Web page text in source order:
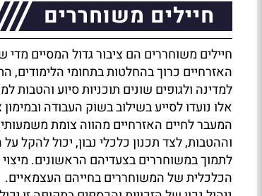
חיילים משוחררים
חיילים משוחררים הם ציבור גדול המסיים
האזרחיים כרוך בהחלטות בתחומי הלימודים,
למדינה ולגופים שונים תוכניות סיוע
אלו נועדו לסייע בשילוב בשוק העבודה
המעבר לחיים האזרחיים מהווה צומת
וההטבות, לצד תכנון כלכלי נבון, יכול להקל
לתמוך במשוחררים בצעדיהם הראשונים.
הכלכלית של המשוחררים בחייהם העצמאיים.